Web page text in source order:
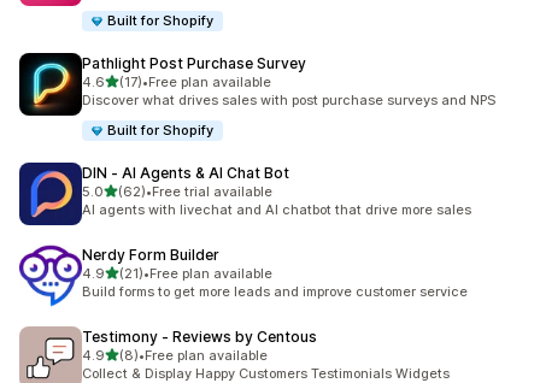
Built for Shopify
Pathlight Post Purchase Survey
4.65つ星中
(17)
合計レビュー数：17件
•Free plan available
Discover what drives sales with post purchase surveys and NPS
Built for Shopify
DIN ‑ AI Agents & AI Chat Bot
5.05つ星中
(62)
合計レビュー数：62件
•Free trial available
AI agents with livechat and AI chatbot that drive more sales
Nerdy Form Builder
4.95つ星中
(21)
合計レビュー数：21件
•Free plan available
Build forms to get more leads and improve customer service
Testimony ‑ Reviews by Centous
4.95つ星中
(8)
合計レビュー数：8件
•Free plan available
Collect & Display Happy Customers Testimonials Widgets